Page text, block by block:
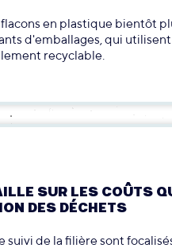
en plastique bientôt
d'emballages, qui
recyclable.
SUR LES COÛTS
DES DÉCHETS
suivi de la filière sont